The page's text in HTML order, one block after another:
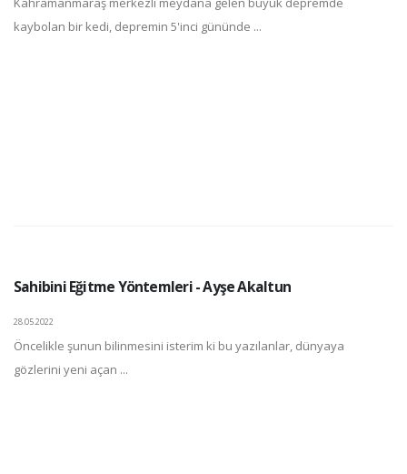
kaybolan bir kedi, depremin 5'inci gününde ...
Sahibini Eğitme Yöntemleri - Ayşe Akaltun
28.05.2022
Öncelikle şunun bilinmesini isterim ki bu yazılanlar, dünyaya
gözlerini yeni açan ...